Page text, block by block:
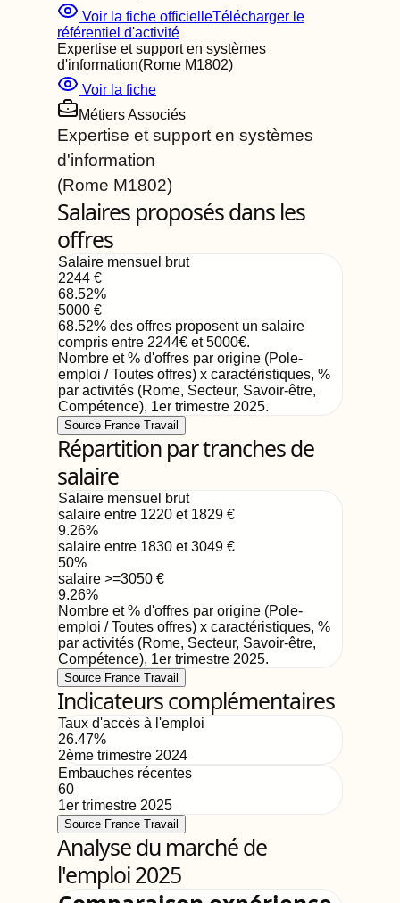
Voir la fiche officielleTélécharger le
référentiel d'activité
Expertise et support en systèmes
d'information(Rome M1802)
Voir la fiche
Métiers Associés
Expertise et support en systèmes
d'information
(Rome M1802)
Salaires proposés dans les
offres
Salaire mensuel brut
2244 €
68.52%
5000 €
68.52% des offres proposent un salaire
compris entre 2244€ et5000€.
Nombre et % d'offres par origine (Pole-
emploi / Toutes offres) x caractéristiques, %
par activités (Rome, Secteur, Savoir-être,
Compétence), 1er trimestre 2025.
Source France Travail
Répartition par tranches de
salaire
Salaire mensuel brut
salaire entre 1220 et 1829 €
9.26%
salaire entre 1830 et 3049 €
50%
salaire >=3050 €
9.26%
Nombre et % d'offres par origine (Pole-
emploi / Toutes offres) x caractéristiques, %
par activités (Rome, Secteur, Savoir-être,
Compétence), 1er trimestre 2025.
Source France Travail
Indicateurs complémentaires
Taux d'accès à l'emploi
26.47%
2ème trimestre 2024
Embauches récentes
60
1er trimestre 2025
Source France Travail
Analyse du marché de
l'emploi 2025